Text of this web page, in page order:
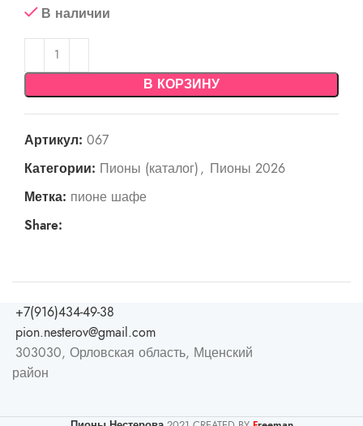
В наличии
В КОРЗИНУ
Артикул: 067
Категории: Пионы (каталог), Пионы 2026
Метка: пионе шафе
Share:
+7(916)434-49-38
pion.nesterov@gmail.com
303030, Орловская область, Мценский
район